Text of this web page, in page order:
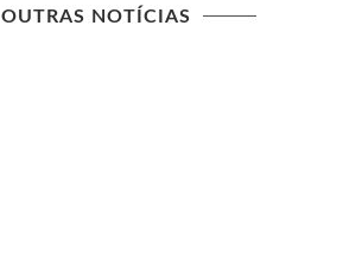
OUTRAS NOTÍCIAS